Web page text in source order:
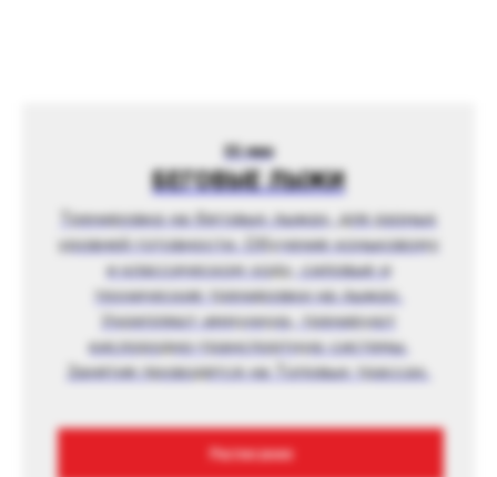
55 мин
БЕГОВЫЕ ЛЫЖИ
Тренировка на беговых лыжах, для разных
уровней готовности. Обучение коньковому
и классическом ходу, силовые и
технические тренировки на лыжах.
Укрепляют иммунную, тренируют
кислородно-транспортную системы.
Занятия проводятся на Топовых трассах.
Расписание